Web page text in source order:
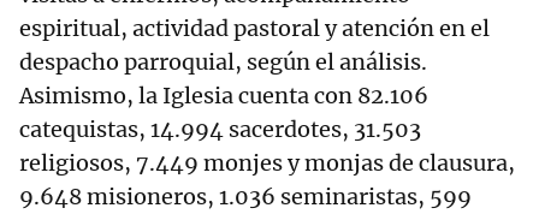
espiritual, actividad pastoral y atención en el
despacho parroquial, según el análisis.
Asimismo, la Iglesia cuenta con 82.106
catequistas, 14.994 sacerdotes, 31.503
religiosos, 7.449 monjes y monjas de clausura,
9.648 misioneros, 1.036 seminaristas, 599